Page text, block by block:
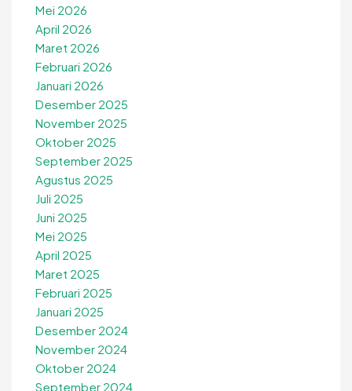
Mei 2026
April 2026
Maret 2026
Februari 2026
Januari 2026
Desember 2025
November 2025
Oktober 2025
September 2025
Agustus 2025
Juli 2025
Juni 2025
Mei 2025
April 2025
Maret 2025
Februari 2025
Januari 2025
Desember 2024
November 2024
Oktober 2024
September 2024